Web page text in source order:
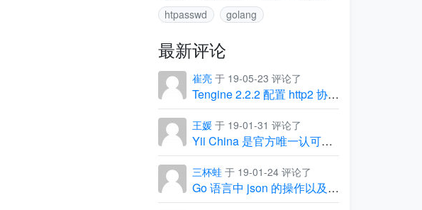
htpasswd
golang
最新评论
崔亮 于 19-05-23 评论了
Tengine 2.2.2 配置 http2 协议出现的坑
王媛 于 19-01-31 评论了
Yii China 是官方唯一认可的中文社区
三杯蛙 于 19-01-24 评论了
Go 语言中 json 的操作以及常见问题